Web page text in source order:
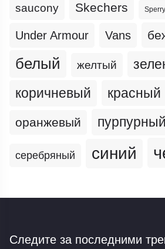
saucony Skechers Sperry
Under Armour Vans
белый желтый
коричневый красный
оранжевый пурпурный
серебряный синий
Следите за последними